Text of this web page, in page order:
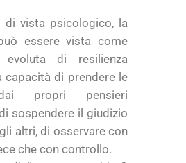
di vista psicologico, la
essere vista come
di resilienza
capacità di prendere le
propri pensieri
sospendere il giudizio
altri, di osservare con
che con controllo.